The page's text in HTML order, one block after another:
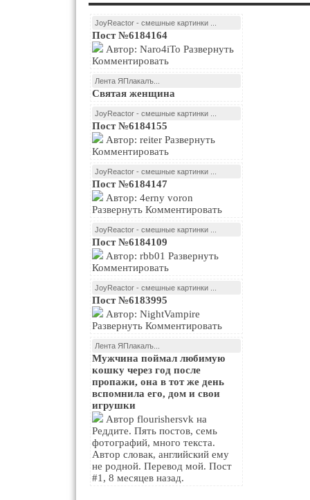
JoyReactor - смешные картинки ...
Пост №6184164
Комментировать
Лента ЯПлакалъ...
Святая женщина
JoyReactor - смешные картинки ...
Пост №6184155
Комментировать
JoyReactor - смешные картинки ...
Пост №6184147
Развернуть Комментировать
JoyReactor - смешные картинки ...
Пост №6184109
Комментировать
JoyReactor - смешные картинки ...
Пост №6183995
Развернуть Комментировать
Лента ЯПлакалъ...
Мужчина поймал любимую
кошку через год после
пропажи, она в тот же день
вспомнила его, дом и свои
игрушки
Реддите. Пять постов, семь
фотографий, много текста.
Автор словак, английский ему
не родной. Перевод мой. Пост
#1, 8 месяцев назад.